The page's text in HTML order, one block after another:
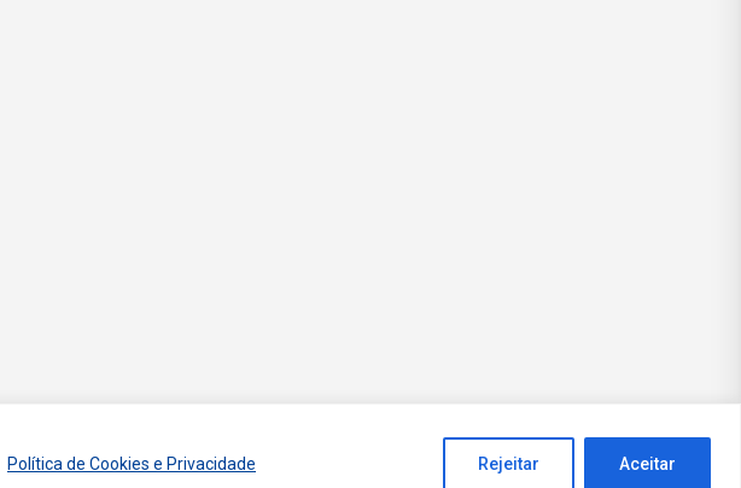
Política de Cookies e Privacidade Rejeitar Aceitar